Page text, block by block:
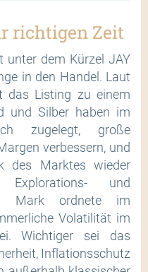
richtigen Zeit
unter dem Kürzel JAY
in den Handel. Laut
das Listing zu einem
und Silber haben im
zugelegt, große
verbessern, und
des Marktes wieder
und
Mark ordnete im
Volatilität im
Wichtiger sei das
Inflationsschutz